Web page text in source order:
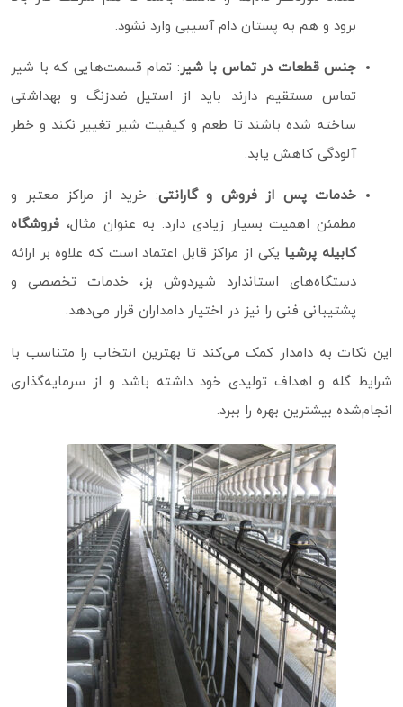
برود و هم به پستان دام آسیبی وارد نشود.
جنس قطعات در تماس با شیر: تمام قسمت‌هایی که با شیر
تماس مستقیم دارند باید از استیل ضدزنگ و بهداشتی
ساخته شده باشند تا طعم و کیفیت شیر تغییر نکند و خطر
آلودگی کاهش یابد.
خدمات پس از فروش و گارانتی: خرید از مراکز معتبر و
مطمئن اهمیت بسیار زیادی دارد. به‌ عنوان مثال، فروشگاه
کابیله پرشیا یکی از مراکز قابل اعتماد است که علاوه بر ارائه
دستگاه‌های استاندارد شیردوش بز، خدمات تخصصی و
پشتیبانی فنی را نیز در اختیار دامداران قرار می‌دهد.
این نکات به دامدار کمک می‌کند تا بهترین انتخاب را متناسب با
شرایط گله و اهداف تولیدی خود داشته باشد و از سرمایه‌گذاری
انجام‌شده بیشترین بهره را ببرد.